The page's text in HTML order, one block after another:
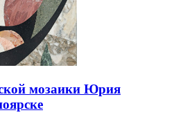
мозаики Юрия